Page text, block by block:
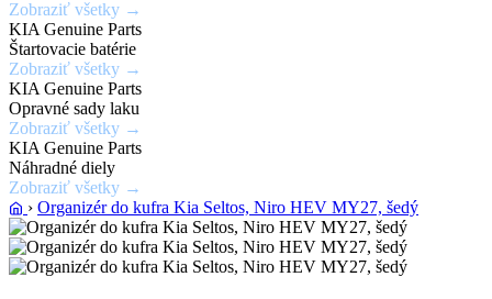
Zobraziť
ponuku
Zobraziť všetky →
KIA Genuine Parts
Štartovacie batérie
Zobraziť všetky →
KIA Genuine Parts
Opravné sady laku
Zobraziť všetky →
KIA Genuine Parts
Náhradné diely
Zobraziť všetky →
› Organizér do kufra Kia Seltos, Niro HEV MY27, šedý